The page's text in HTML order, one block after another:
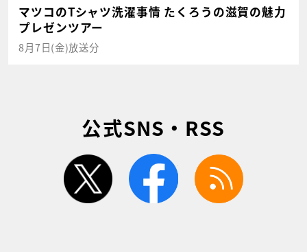
マツコのTシャツ洗濯事情 たくろうの滋賀の魅力
プレゼンツアー
8月7日(金)放送分
公式SNS・RSS
twitter facebook